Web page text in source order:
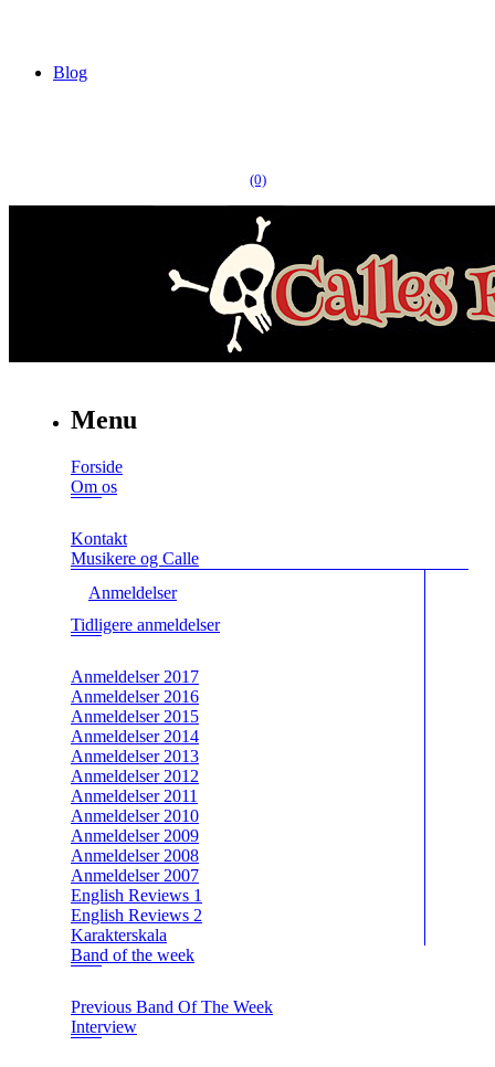
Blog
(0)
Menu
Forside
Om os
Kontakt
Musikere og Calle
Anmeldelser
Tidligere anmeldelser
Anmeldelser 2017
Anmeldelser 2016
Anmeldelser 2015
Anmeldelser 2014
Anmeldelser 2013
Anmeldelser 2012
Anmeldelser 2011
Anmeldelser 2010
Anmeldelser 2009
Anmeldelser 2008
Anmeldelser 2007
English Reviews 1
English Reviews 2
Karakterskala
Band of the week
Previous Band Of The Week
Interview